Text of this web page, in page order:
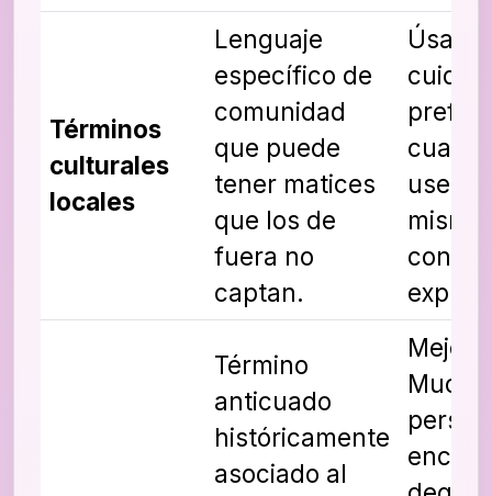
Términos
culturales
locales
Lenguaje
específico de
comunidad
que puede
tener matices
que los de
fuera no
captan.
use
Término
anticuado
históricamente
asociado al
Mejor